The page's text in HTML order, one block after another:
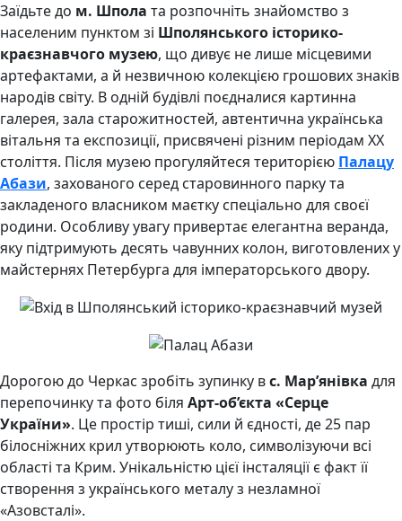
Заїдьте до м. Шпола та розпочніть знайомство з
населеним пунктом зі Шполянського історико-
краєзнавчого музею, що дивує не лише місцевими
артефактами, а й незвичною колекцією грошових знаків
народів світу. В одній будівлі поєдналися картинна
галерея, зала старожитностей, автентична українська
вітальня та експозиції, присвячені різним періодам ХХ
століття. Після музею прогуляйтеся територією Палацу
Абази, захованого серед старовинного парку та
закладеного власником маєтку спеціально для своєї
родини. Особливу увагу привертає елегантна веранда,
яку підтримують десять чавунних колон, виготовлених у
майстернях Петербурга для імператорського двору.
Дорогою до Черкас зробіть зупинку вс. Мар’янівка для
перепочинку та фото біля Арт-об’єкта «Серце
України». Це простір тиші, сили й єдності, де 25 пар
білосніжних крил утворюють коло, символізуючи всі
області та Крим. Унікальністю цієї інсталяції є факт її
створення з українського металу з незламної
«Азовсталі».